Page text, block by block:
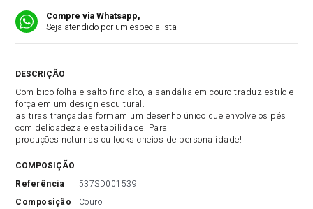
Compre via Whatsapp,
Seja atendido por um especialista
Com bico folha e salto fino alto, a sandália em couro traduz estilo e
força em um design escultural.
as tiras trançadas formam um desenho único que envolve os pés
com delicadeza e estabilidade. Para
produções noturnas ou looks cheios de personalidade!
COMPOSIÇÃO
referência
537SD001539
composição
Couro